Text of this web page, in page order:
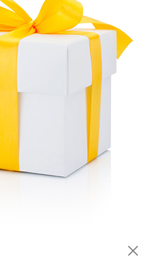
Elettropompa
sommergibile acque
sporche e cariche XSP
20-9/1.1 - LEO
Fuori Produzione